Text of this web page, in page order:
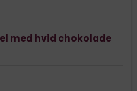
med hvid chokolade